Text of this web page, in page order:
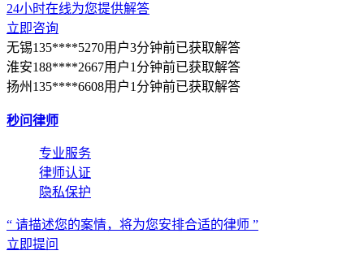
24小时在线为您提供解答
立即咨询
无锡135****5270用户3分钟前已获取解答
淮安188****2667用户1分钟前已获取解答
扬州135****6608用户1分钟前已获取解答
秒问律师
专业服务
律师认证
隐私保护
“ 请描述您的案情，将为您安排合适的律师 ”
立即提问